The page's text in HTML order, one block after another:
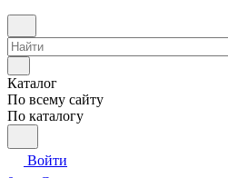
Каталог
По всему сайту
По каталогу
Войти